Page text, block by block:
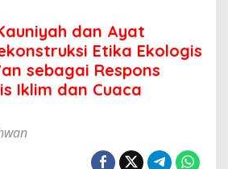
a
r
a
A
y
a
K
a
dan Ayat
Etika Ekologis
sebagai Respons
Iklim dan Cuaca